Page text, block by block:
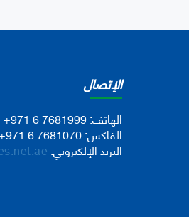
الإتصال
الهاتف:+971 6 7681999
الفاكس:6 7681070
البريد الإلكتروني: